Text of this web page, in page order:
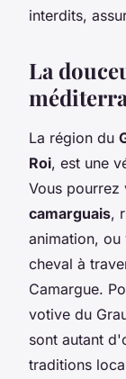
interdits,
La
La région du
Roi, est une
Vous pourrez
camarguais,
animation, ou
cheval à
Camargue.
votive du
sont autant
traditions